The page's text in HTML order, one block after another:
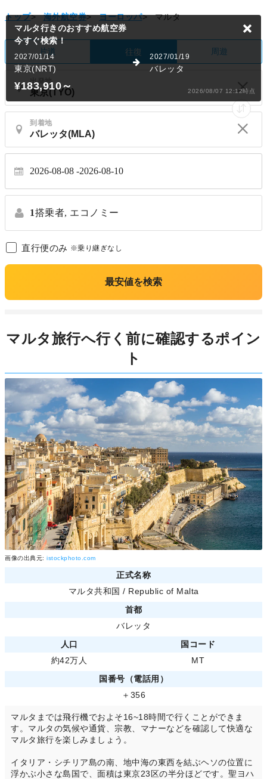
トップ> 海外航空券> ヨーロッパ> マルタ
片道 往復 周遊
出発地
到着地
2026-08-08 2026-08-10
1搭乗者, エコノミー
直行便のみ ※乗り継ぎなし
最安値を検索
マルタ行きのおすすめ航空券
今すぐ検索！
2027/01/14
東京(NRT)
2027/01/19
バレッタ
¥183,910～ 2026/08/07 12:12時点
マルタ旅行へ行く前に確認するポイン
ト
画像の出典元: istockphoto.com
正式名称
マルタ共和国 / Republic of Malta
首都
バレッタ
人口
国コード
約42万人
MT
国番号（電話用）
＋356
マルタまでは飛行機でおよそ16~18時間で行くことができま
す。マルタの気候や通貨、宗教、マナーなどを確認して快適な
マルタ旅行を楽しみましょう。
イタリア・シチリア島の南、地中海の東西を結ぶヘソの位置に
浮かぶ小さな島国で、面積は東京23区の半分ほどです。聖ヨハ